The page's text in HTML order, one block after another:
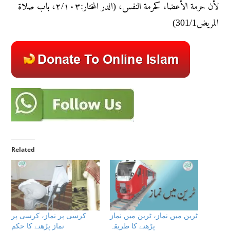
لأن حرمة الأعضاء کحرمة النفس، (الدر المختار:۲/۱۰۳، باب صلاۃ
المريض301/1)
Related
کرسی پر نماز، کرسی پر
نماز پڑھنے کا حکم
ٹرین میں نماز، ٹرین میں نماز
پڑھنے کا طریقہ